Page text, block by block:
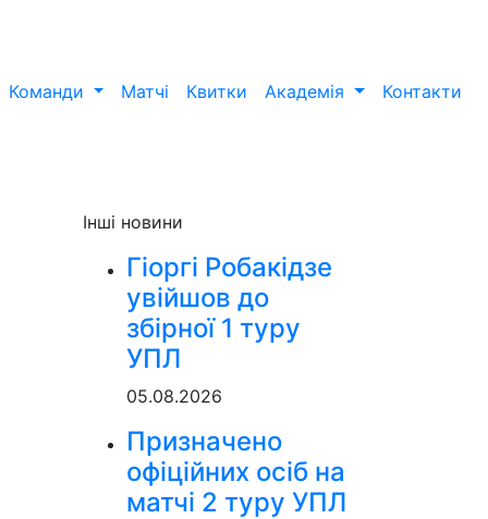
Команди Матчі Квитки Академія Контакти
Інші новини
Гіоргі Робакідзе
увійшов до
збірної 1 туру
УПЛ
05.08.2026
Призначено
офіційних осіб на
матчі 2 туру УПЛ